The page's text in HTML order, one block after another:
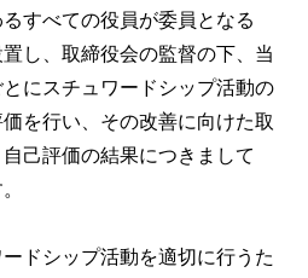
すべての役員が委員となる
置し、取締役会の監督の下、当
にスチュワードシップ活動の
を行い、その改善に向けた取
己評価の結果につきまして
ドシップ活動を適切に行うた